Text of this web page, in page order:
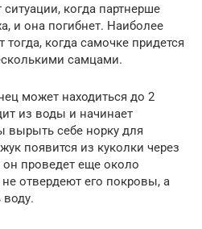
когда партнерше
и она погибнет. Наиболее
тогда, когда самочке придется
самцами.
может находиться до 2
из воды и начинает
вырыть себе норку для
появится из куколки через
проведет еще около
отвердеют его покровы, а
воду.